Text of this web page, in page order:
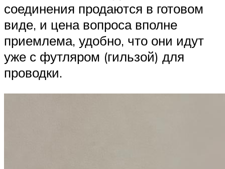
соединения продаются в готовом
виде, и цена вопроса вполне
приемлема, удобно, что они идут
уже с футляром (гильзой) для
проводки.